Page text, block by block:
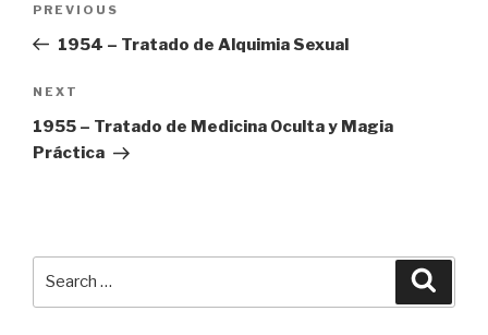
Previous
Post
PREVIOUS
1954 – Tratado de Alquimia Sexual
Next
Post
NEXT
1955 – Tratado de Medicina Oculta y Magia
Práctica